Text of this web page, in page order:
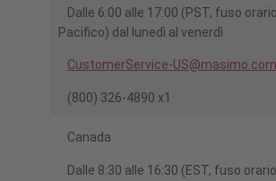
Dalle 6:00 alle 17:00 (PST, fuso
Pacifico) dal lunedì al venerdì
CustomerService-US@masimo.com
(800) 326-4890 x1
Canada
Dalle 8:30 alle 16:30 (EST, fuso